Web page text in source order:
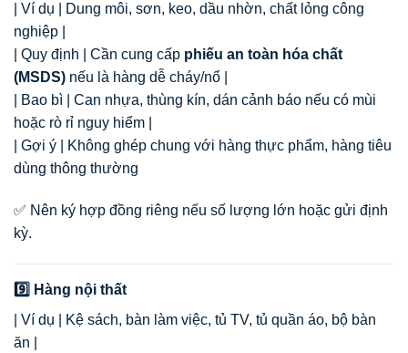
| Ví dụ | Dung môi, sơn, keo, dầu nhờn, chất lỏng công
nghiệp |
| Quy định | Cần cung cấp phiếu an toàn hóa chất
(MSDS) nếu là hàng dễ cháy/nổ |
| Bao bì | Can nhựa, thùng kín, dán cảnh báo nếu có mùi
hoặc rò rỉ nguy hiểm |
| Gợi ý | Không ghép chung với hàng thực phẩm, hàng tiêu
dùng thông thường
✅ Nên ký hợp đồng riêng nếu số lượng lớn hoặc gửi định
kỳ.
9️⃣ Hàng nội thất
| Ví dụ | Kệ sách, bàn làm việc, tủ TV, tủ quần áo, bộ bàn
ăn |